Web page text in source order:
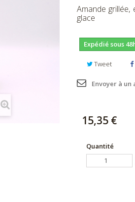
Amande
glace
Expédié sous
Tweet
Envoyer à un
15,35 €
Quantité